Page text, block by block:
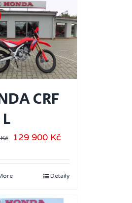
CRF
Kč 129 900 Kč
Detaily